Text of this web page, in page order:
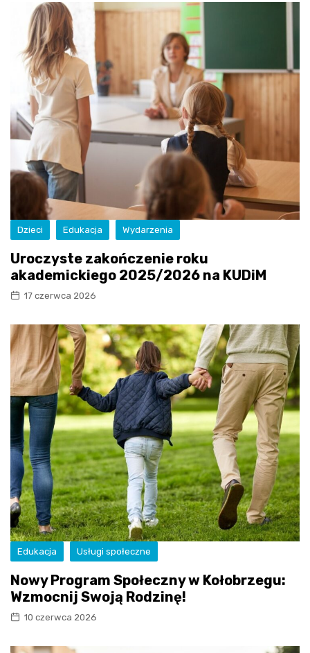
Dzieci Edukacja Wydarzenia
Uroczyste zakończenie roku
akademickiego 2025/2026 na KUDiM
17 czerwca 2026
Edukacja Usługi społeczne
Nowy Program Społeczny w Kołobrzegu:
Wzmocnij Swoją Rodzinę!
10 czerwca 2026